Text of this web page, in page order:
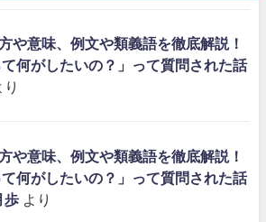
や意味、例文や類義語を徹底解説！
て何がしたいの？」って質問された話
り
や意味、例文や類義語を徹底解説！
て何がしたいの？」って質問された話
歩 より